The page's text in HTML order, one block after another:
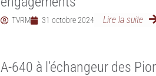
TVRM 31 octobre 2024 Lire la suite
A-640 à l’échangeur des